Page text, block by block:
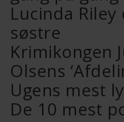
Lucinda Riley
søstre
Krimikongen
Olsens
Ugens mest
De 10 mest